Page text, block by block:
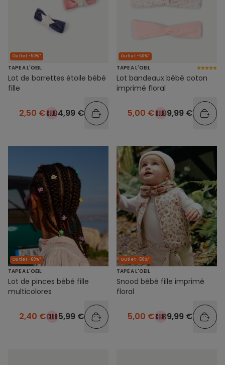
Outlet -50%*
TAPE A L'OEIL
Lot de barrettes étoile bébé
fille
2,50 € 4,99 €
Outlet -50%*
TAPE A L'OEIL
Lot bandeaux bébé coton
imprimé floral
5,00 € 9,99 €
Outlet -60%*
TAPE A L'OEIL
Lot de pinces bébé fille
multicolores
2,40 € 5,99 €
Outlet -50%*
TAPE A L'OEIL
Snood bébé fille imprimé
floral
5,00 € 9,99 €